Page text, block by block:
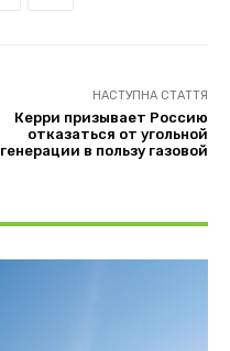
НАСТУПНА СТАТТЯ
Керри призывает Россию
отказаться от угольной
генерации в пользу газовой